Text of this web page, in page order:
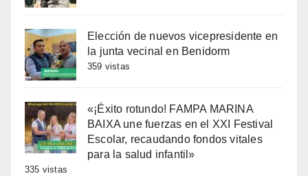
Elección de nuevos vicepresidente en
la junta vecinal en Benidorm
359 vistas
«¡Éxito rotundo! FAMPA MARINA
BAIXA une fuerzas en el XXI Festival
Escolar, recaudando fondos vitales
para la salud infantil»
335 vistas